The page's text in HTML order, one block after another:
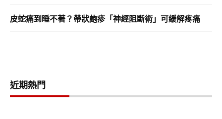
皮蛇痛到睡不著？帶狀皰疹「神經阻斷術」可緩解疼痛
近期熱門